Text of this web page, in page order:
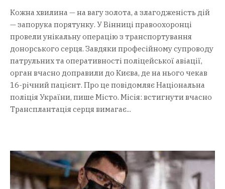
Кожна хвилина — на вагу золота, а злагодженість дій
— запорука порятунку. У Вінниці правоохоронці
провели унікальну операцію з транспортування
донорського серця. Завдяки професійному супроводу
патрульних та оперативності поліцейської авіації,
орган вчасно доправили до Києва, де на нього чекав
16-річний пацієнт. Про це повідомляє Національна
поліція України, пише Місто. Місія: встигнути вчасно
Трансплантація серця вимагає...